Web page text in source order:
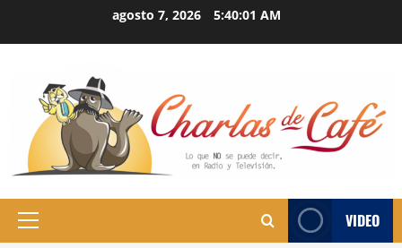
agosto 7, 2026 5:40:02 AM
Primary
VIDEO